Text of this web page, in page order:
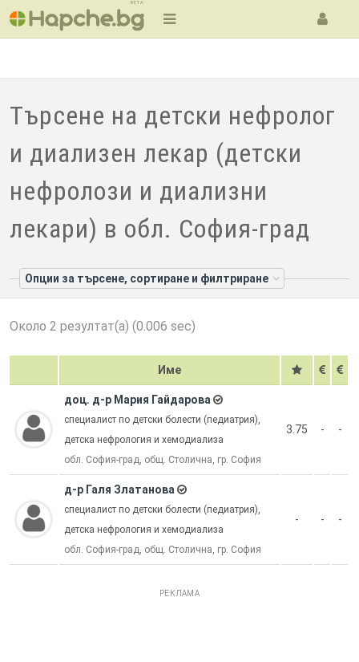
BETA
Търсене на детски нефролог
и диализен лекар (детски
нефролози и диализни
лекари) в обл. София-град
Опции за търсене, сортиране и филтриране
Около 2 резултат(а) (0.006 sec)
Име
доц. д-р Мария Гайдарова
специалист по детски болести (педиатрия),
детска нефрология и хемодиализа
обл. София-град, общ. Столична, гр. София
3.75 - -
д-р Галя Златанова
специалист по детски болести (педиатрия),
детска нефрология и хемодиализа
обл. София-град, общ. Столична, гр. София
- - -
РЕКЛАМА